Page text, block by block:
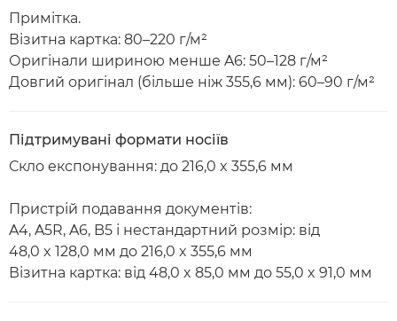
Примітка.
Візитна картка: 80–220 г/м²
Оригінали шириною менше A6: 50–128 г/м²
Довгий оригінал (більше ніж 355,6 мм): 60–90 г/м²
Підтримувані формати носіїв
Скло експонування: до 216,0 x 355,6 мм
Пристрій подавання документів:
A4, A5R, A6, B5 і нестандартний розмір: від
48,0 x 128,0 мм до 216,0 x 355,6 мм
Візитна картка: від 48,0 x 85,0 мм до 55,0 x 91,0 мм